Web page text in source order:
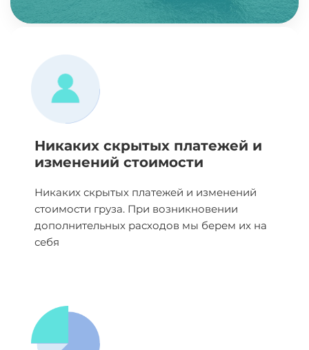
Никаких скрытых платежей и
изменений стоимости
Никаких скрытых платежей и изменений
стоимости груза. При возникновении
дополнительных расходов мы берем их на
себя